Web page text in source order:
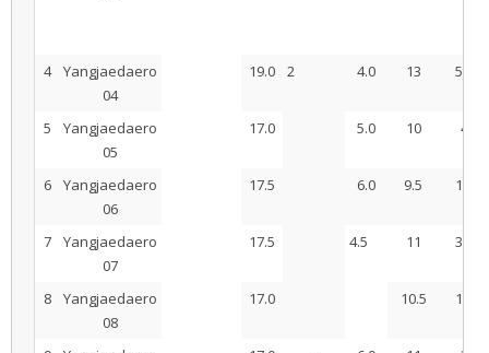
4
Yangjaedaero
04
19.0 2 4.0 13 5.8
5
Yangjaedaero
05
17.0 5.0 10 4
6
Yangjaedaero
06
17.5 6.0 9.5 1.8
7
Yangjaedaero
07
17.5 4.5 11 3.2
8
Yangjaedaero
08
17.0 10.5 1.8